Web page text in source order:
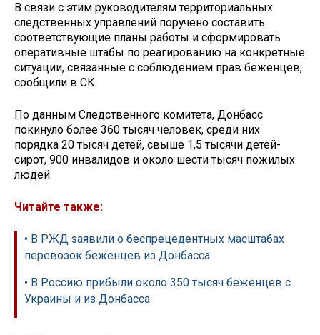
В связи с этим руководителям территориальных
следственных управлений поручено составить
соответствующие планы работы и сформировать
оперативные штабы по реагированию на конкретные
ситуации, связанные с соблюдением прав беженцев,
сообщили в СК.
По данным Следственного комитета, Донбасс
покинуло более 360 тысяч человек, среди них
порядка 20 тысяч детей, свыше 1,5 тысячи детей-
сирот, 900 инвалидов и около шести тысяч пожилых
людей.
Читайте также:
• В РЖД заявили о беспрецедентных масштабах
перевозок беженцев из Донбасса
• В Россию прибыли около 350 тысяч беженцев с
Украины и из Донбасса